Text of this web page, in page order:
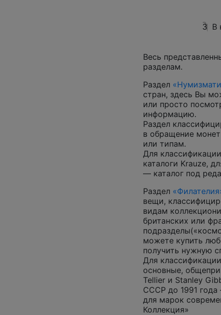
3 В
Весь
разделам.
Раздел
стран, здесь Вы
или просто
информацию.
Раздел
в обращение
или типам.
Для
каталоги Krauze,
— каталог под
Раздел
вещи,
видам
британских или
можете купить
получить нужную
Для
основные,
Tellier и Stanley
СССР до 1991
для марок
Коллекция»